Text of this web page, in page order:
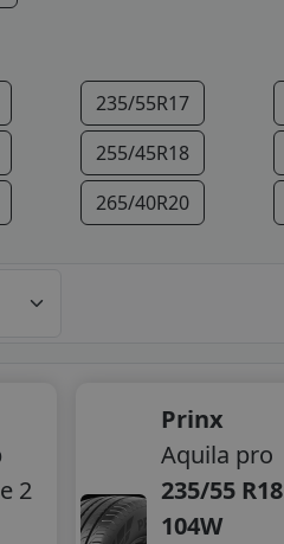
235/55R17
255/45R18
265/40R20
2
Prinx
Aquila pro
235/55 R18
104W